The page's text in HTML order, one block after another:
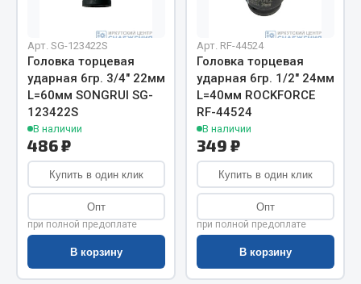
Рукава высокого давления
Показать ещё
Весь раздел
Автомобильная электрика
Автолампы
Блоки реле и предохранителей
Выключатели и переключатели клавишные
Арт. SG-123422S
Головка торцевая
ударная 6гр. 3/4" 22мм
L=60мм SONGRUI SG-
123422S
В наличии
486 ₽
Купить в один клик
Опт
при полной предоплате
В корзину
Арт. RF-44524
Головка торцевая
ударная 6гр. 1/2" 24мм
L=40мм ROCKFORCE
RF-44524
В наличии
349 ₽
Купить в один клик
Опт
при полной предоплате
В корзину